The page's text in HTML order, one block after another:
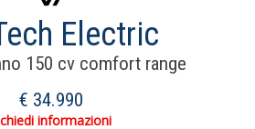
Electric
150 cv comfort range
€ 34.990
informazioni